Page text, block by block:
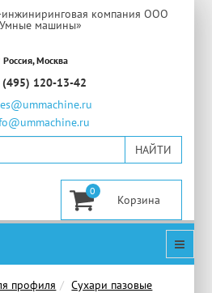
Россия, Москва
(495) 120-13-42
0
профиля
Сухари пазовые